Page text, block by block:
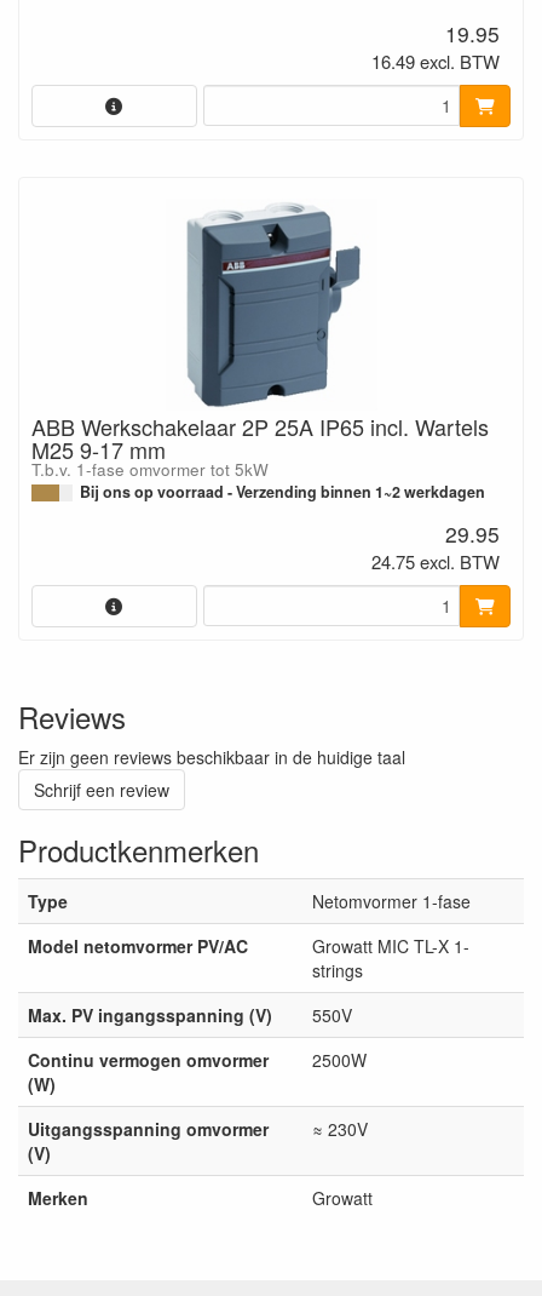
19.95
16.49 excl. BTW
ABB Werkschakelaar 2P 25A IP65 incl. Wartels
M25 9-17 mm
T.b.v. 1-fase omvormer tot 5kW
Bij ons op voorraad - Verzending binnen 1~2 werkdagen
29.95
24.75 excl. BTW
Reviews
Er zijn geen reviews beschikbaar in de huidige taal
Schrijf een review
Productkenmerken
Type
Netomvormer 1-fase
Model netomvormer PV/AC
Growatt MIC TL-X 1-
strings
Max. PV ingangsspanning (V)
550V
Continu vermogen omvormer
(W)
2500W
Uitgangsspanning omvormer
(V)
≈ 230V
Merken Growatt